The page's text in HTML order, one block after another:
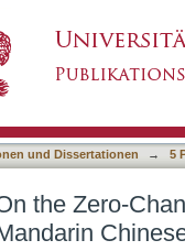
und Dissertationen → 5
the Zero-